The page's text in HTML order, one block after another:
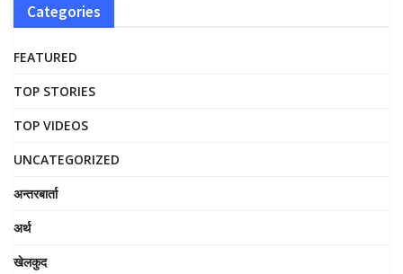
Categories
FEATURED
TOP STORIES
TOP VIDEOS
UNCATEGORIZED
अन्तरबार्ता
अर्थ
खेलकुद